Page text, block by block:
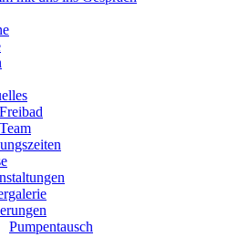
Pumpentausch